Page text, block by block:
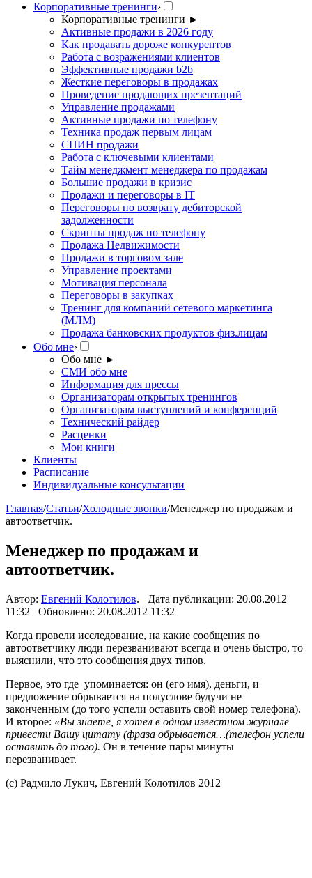
Корпоративные тренинги›
Корпоративные тренинги ►
Активные продажи в 2026 году
Как продавать дороже конкурентов
Работа с возражениями клиентов
Эффективные продажи b2b
Жесткие переговоры в продажах
Проведение продающих презентаций
Управление продажами
Активные продажи по телефону
Техника продаж первым лицам
СПИН продажи
Работа с ключевыми клиентами
Тайм менеджмент менеджера по продажам
Большие продажи в кризис
Продажи и переговоры в IT
Переговоры по возврату дебиторской
задолженности
Скрипты продаж по телефону
Продажа Недвижимости
Продажи в торговом зале
Управление проектами
Мотивация персонала
Переговоры в закупках
Тренинг для компаний сетевого маркетинга
(МЛМ)
Продажа банковских продуктов физ.лицам
Обо мне›
Обо мне ►
СМИ обо мне
Информация для прессы
Организаторам открытых тренингов
Организаторам выступлений и конференций
Технический райдер
Расценки
Мои книги
Клиенты
Расписание
Индивидуальные консультации
Главная/Статьи/Холодные звонки/Менеджер по продажам и
автоответчик.
Менеджер по продажам и
автоответчик.
Автор: Евгений Колотилов. Дата публикации: 20.08.2012
11:32 Обновлено: 20.08.2012 11:32
Когда провели исследование, на какие сообщения по
автоответчику люди перезванивают всегда и очень быстро, то
выяснили, что это сообщения двух типов.
Первое, это где упоминается: он (его имя), деньги, и
предложение обрывается на полуслове будучи не
законченным (до того успели оставить свой номер телефона).
И второе: «Вы знаете, я хотел в одном известном журнале
привести Вашу цитату (фраза обрывается…(телефон успели
оставить до того). Он в течение пары минуты
перезванивает.
(с) Радмило Лукич, Евгений Колотилов 2012